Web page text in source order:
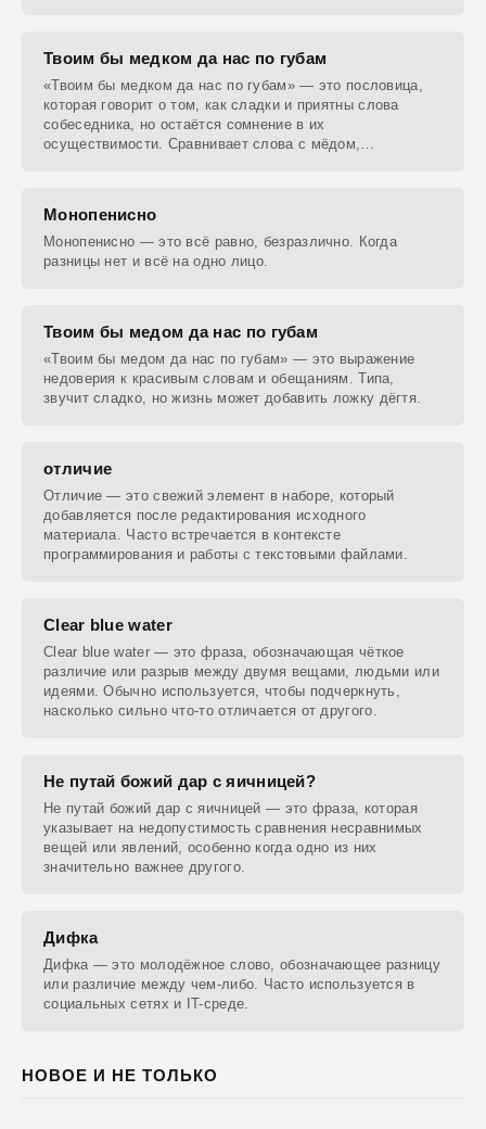
НОВОЕ И НЕ ТОЛЬКО
Твоим бы медком да нас по губам
«Твоим бы медком да нас по губам» — это пословица,
которая говорит о том, как сладки и приятны слова
собеседника, но остаётся сомнение в их
осуществимости. Сравнивает слова с мёдом,
Монопенисно
Монопенисно — это всё равно, безразлично. Когда
разницы нет и всё на одно лицо.
Твоим бы медом да нас по губам
«Твоим бы медом да нас по губам» — это выражение
недоверия к красивым словам и обещаниям. Типа,
звучит сладко, но жизнь может добавить ложку дёгтя.
отличие
Отличие — это свежий элемент в наборе, который
добавляется после редактирования исходного
материала. Часто встречается в контексте
программирования и работы с текстовыми файлами.
Clear blue water
Clear blue water — это фраза, обозначающая чёткое
различие или разрыв между двумя вещами, людьми или
идеями. Обычно используется, чтобы подчеркнуть,
насколько сильно что-то отличается от другого.
Не путай божий дар с яичницей?
Не путай божий дар с яичницей — это фраза, которая
указывает на недопустимость сравнения несравнимых
вещей или явлений, особенно когда одно из них
значительно важнее другого.
Дифка
Дифка — это молодёжное слово, обозначающее разницу
или различие между чем-либо. Часто используется в
социальных сетях и IT-среде.